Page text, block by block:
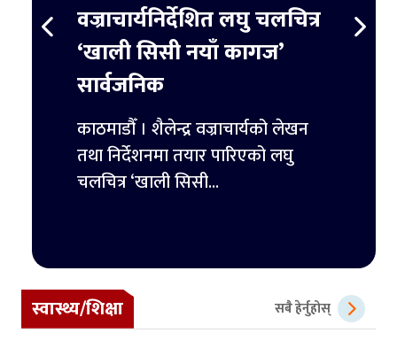
वज्राचार्यनिर्देशित लघु चलचित्र
‘खाली सिसी नयाँ कागज’
सार्वजनिक
काठमाडौँ । शैलेन्द्र वज्राचार्यको लेखन
तथा निर्देशनमा तयार पारिएको लघु
चलचित्र ‘खाली सिसी...
स्वास्थ्य/शिक्षा सबै हेर्नुहोस्